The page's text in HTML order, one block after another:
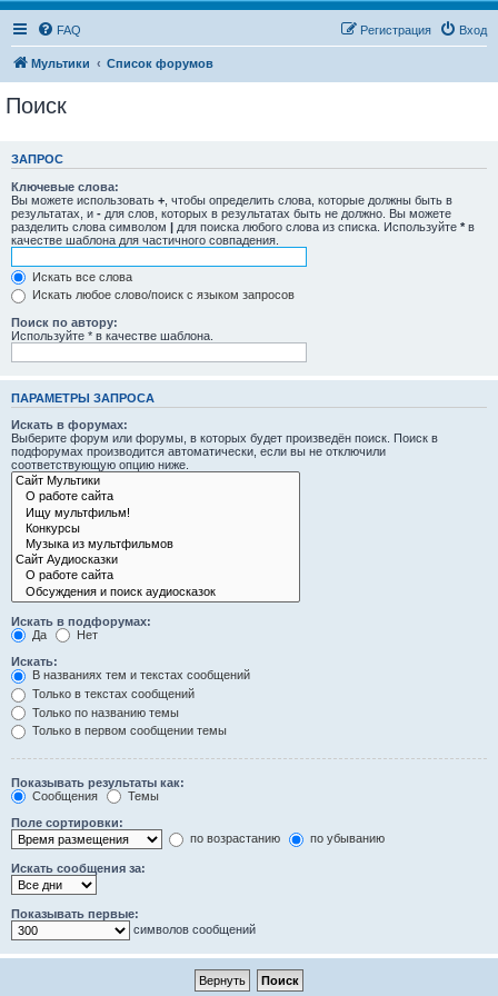
FAQ Вход
Регистрация
Мультики Список форумов
Поиск
ЗАПРОС
Ключевые слова:
Вы можете использовать + , чтобы определить слова, которые должны быть в
результатах, и - для слов, которых в результатах быть не должно. Вы можете
разделить слова символом | для поиска любого слова из списка. Используйте * в
качестве шаблона для частичного совпадения.
Искать все слова
Искать любое слово/поиск с языком запросов
Поиск по автору:
Используйте * в качестве шаблона.
ПАРАМЕТРЫ ЗАПРОСА
Искать в форумах:
Выберите форум или форумы, в которых будет произведён поиск. Поиск в
подфорумах производится автоматически, если вы не отключили
соответствующую опцию ниже.
Искать в подфорумах:
Да
Нет
Искать:
В названиях тем и текстах сообщений
Только в текстах сообщений
Только по названию темы
Только в первом сообщении темы
Показывать результаты как:
Сообщения
Темы
Поле сортировки:
по возрастанию
по убыванию
Искать сообщения за:
Показывать первые:
символов сообщений